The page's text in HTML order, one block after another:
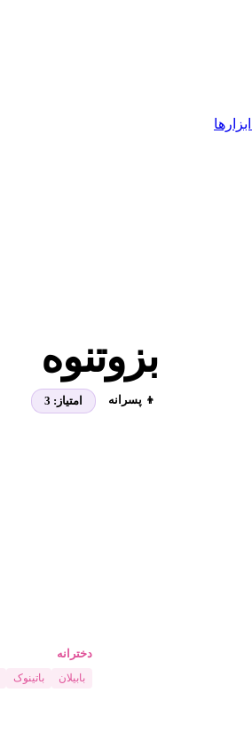
ابزارها
بزوتنوه
👦 پسرانه امتیاز: 3
دخترانه
بابیلان باتینوک